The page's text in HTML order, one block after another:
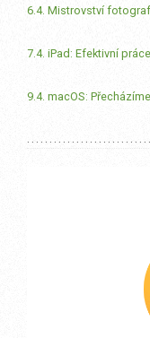
6.4. Mistrovství
7.4. iPad: Efektivní
9.4. macOS: